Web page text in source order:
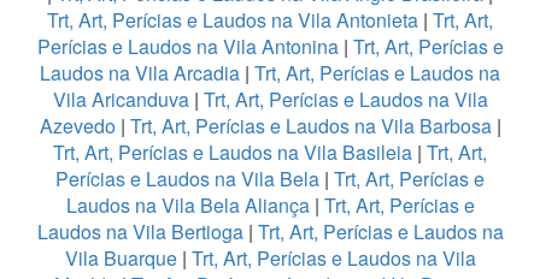
Trt, Art, Perícias e Laudos na Vila Antonieta | Trt, Art,
Perícias e Laudos na Vila Antonina| Trt, Art, Perícias e
Laudos na Vila Arcadia | Trt, Art, Perícias e Laudos na
Vila Aricanduva| Trt, Art, Perícias e Laudos na Vila
Azevedo| Trt, Art, Perícias e Laudos na Vila Barbosa|
Trt, Art, Perícias e Laudos na Vila Basileia | Trt, Art,
Perícias e Laudos na Vila Bela | Trt, Art, Perícias e
Laudos na Vila Bela Aliança| Trt, Art, Perícias e
Laudos na Vila Bertioga| Trt, Art, Perícias e Laudos na
Vila Buarque| Trt, Art, Perícias e Laudos na Vila